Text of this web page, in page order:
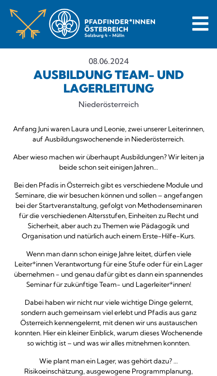
08.06.2024
AUSBILDUNG TEAM- UND
LAGERLEITUNG
Niederösterreich
Anfang Juni waren Laura und Leonie, zwei unserer Leiterinnen,
auf Ausbildungswochenende in Niederösterreich.
Aber wieso machen wir überhaupt Ausbildungen? Wir leiten ja
beide schon seit einigen Jahren...
Bei den Pfadis in Österreich gibt es verschiedene Module und
Seminare, die wir besuchen können und sollen – angefangen
bei der Startveranstaltung, gefolgt von Methodenseminaren
für die verschiedenen Altersstufen, Einheiten zu Recht und
Sicherheit, aber auch zu Themen wie Pädagogik und
Organisation und natürlich auch einem Erste-Hilfe-Kurs.
Wenn man dann schon einige Jahre leitet, dürfen viele
Leiter*innen Verantwortung für eine Stufe oder für ein Lager
übernehmen - und genau dafür gibt es dann ein spannendes
Seminar für zukünftige Team- und Lagerleiter*innen!
Dabei haben wir nicht nur viele wichtige Dinge gelernt,
sondern auch gemeinsam viel erlebt und Pfadis aus ganz
Österreich kennengelernt, mit denen wir uns austauschen
konnten. Hier ein kleiner Einblick, warum dieses Wochenende
so wichtig ist – und was wir alles mitnehmen konnten.
Wie plant man ein Lager, was gehört dazu? ...
Risikoeinschätzung, ausgewogene Programmplanung,